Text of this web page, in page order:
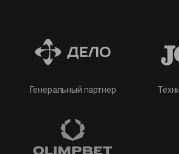
Генеральный партнер